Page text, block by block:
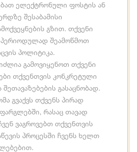
ელექტრონული ფოსტის ან
შესაბამისი
გზით. თქვენი
შეამოწმოთ
პოლიტიკა.
გამოვიყენოთ თქვენი
თქვენთვის კონკრეტული
გასაცნობად.
გვაქვს თქვენს პირად
რასაც თავად
ვაგროვებთ თქვენთვის
პროცესში ჩვენს ხელთ